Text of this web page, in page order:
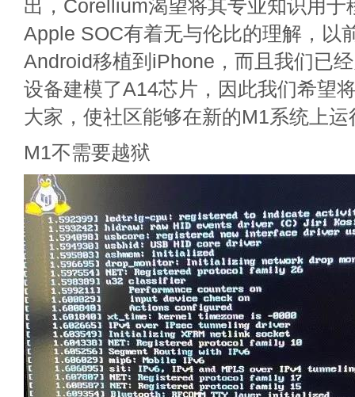
出，Corellium渴望将其专业知识用于
Apple SOC有着无与伦比的理解，以
Android移植到iPhone，而且我们已
设备建模了A14芯片，因此我们希望
大家，使社区能够在新的M1系统上运
M1不需要越狱